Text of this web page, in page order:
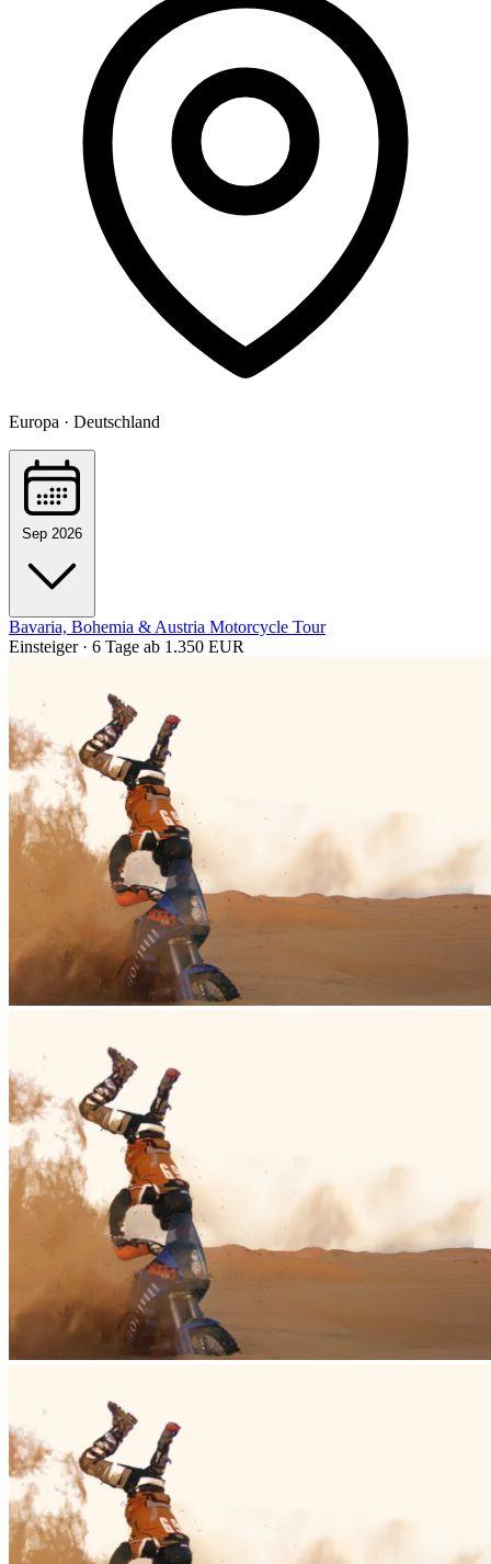
Europa · Deutschland
Sep 2026
Bavaria, Bohemia & Austria Motorcycle Tour
Einsteiger · 6 Tage ab 1.350 EUR